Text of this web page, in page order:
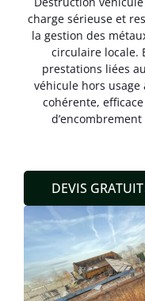
charge sérieuse et
la gestion des
circulaire locale.
prestations liées
véhicule hors
cohérente,
DEVIS GRATUIT